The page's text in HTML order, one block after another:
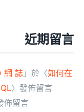
近期留言
網 誌 」於〈如何在
〉發佈留言
佈留言